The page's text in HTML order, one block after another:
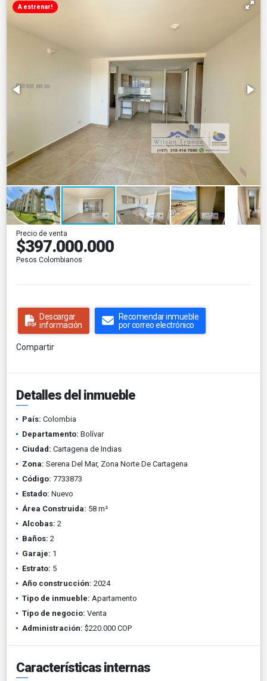
A estrenar!
Precio de venta
$397.000.000
Pesos Colombianos
Descargar
información
Recomendar inmueble
por correo electrónico
Compartir
Detalles del inmueble
País: Colombia
Departamento: Bolívar
Ciudad: Cartagena de Indias
Zona: Serena Del Mar, Zona Norte De Cartagena
Código: 7733873
Estado: Nuevo
Área Construida: 58 m²
Alcobas: 2
Baños: 2
Garaje: 1
Estrato: 5
Año construcción: 2024
Tipo de inmueble: Apartamento
Tipo de negocio: Venta
Administración: $220.000 COP
Características internas